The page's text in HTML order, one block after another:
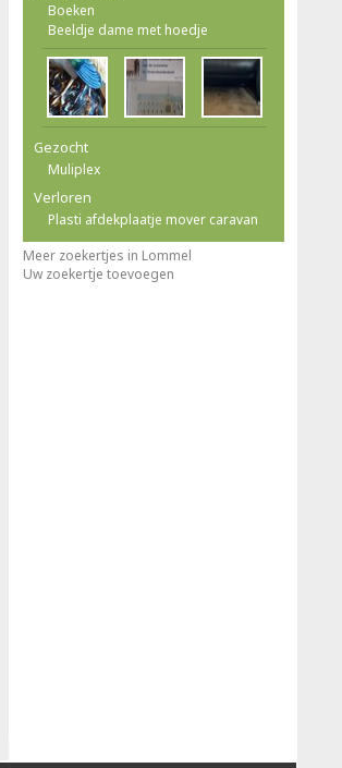
Boeken
Beeldje dame met hoedje
Gezocht
Muliplex
Verloren
Plasti afdekplaatje mover caravan
Meer zoekertjes in Lommel
Uw zoekertje toevoegen